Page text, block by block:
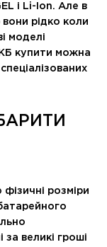
і Li-Ion. Але в
вони рідко коли
моделі
купити можна
розміри
великі гроші